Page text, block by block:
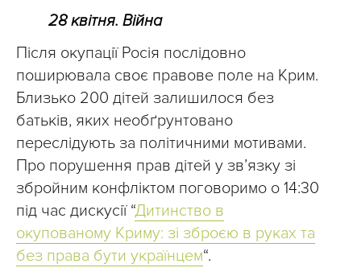
28 квітня. Війна
Після окупації Росія послідовно
поширювала своє правове поле на Крим.
Близько 200 дітей залишилося без
батьків, яких необґрунтовано
переслідують за політичними мотивами.
Про порушення прав дітей у зв’язку зі
збройним конфліктом поговоримо о 14:30
під час дискусії “Дитинство в
окупованому Криму: зі зброєю в руках та
без права бути українцем“.